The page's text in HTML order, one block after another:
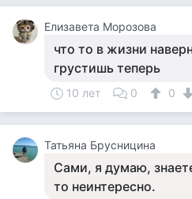
Елизавета Морозова
что то в жизни
грустишь теперь
10 лет 0 0
Татьяна Брусницина
Сами, я думаю,
то неинтересно.